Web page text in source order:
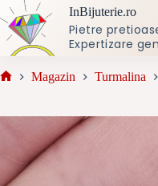
Sari
la
conținut
InBijuterie.ro
Pietre
Expertizare
Magazin Turmalina